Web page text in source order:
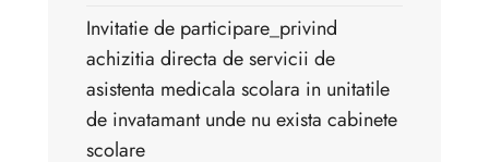
Invitatie de participare_privind
achizitia directa de servicii de
asistenta medicala scolara in unitatile
de invatamant unde nu exista cabinete
scolare